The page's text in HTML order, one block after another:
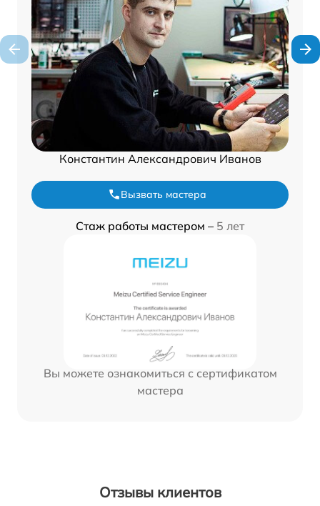
Константин Александрович Иванов
Вызвать мастера
Стаж работы мастером – 5 лет
Вы можете ознакомиться с сертификатом
мастера
Отзывы клиентов